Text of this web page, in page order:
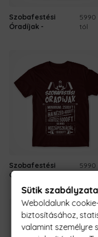
Szobafestési
Óradíjak
5990
tól
Szobafestési
Óradíjak
5990
Sütik szabályzata
Weboldalunk
biztosításához,
valamint személyre